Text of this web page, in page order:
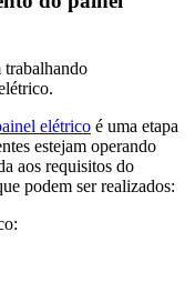
elétrico é uma etapa
estejam operando
aos requisitos do
podem ser realizados: